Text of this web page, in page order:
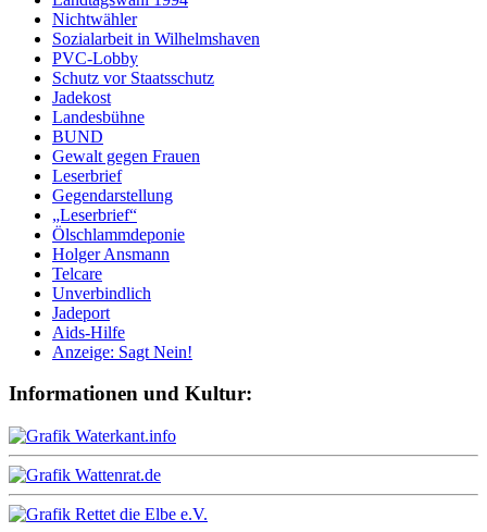
Nichtwähler
Sozialarbeit in Wilhelmshaven
PVC-Lobby
Schutz vor Staatsschutz
Jadekost
Landesbühne
BUND
Gewalt gegen Frauen
Leserbrief
Gegendarstellung
„Leserbrief“
Ölschlammdeponie
Holger Ansmann
Telcare
Unverbindlich
Jadeport
Aids-Hilfe
Anzeige: Sagt Nein!
Informationen und Kultur: